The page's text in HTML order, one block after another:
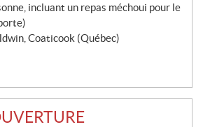
incluant un repas méchoui pour le
Coaticook (Québec)